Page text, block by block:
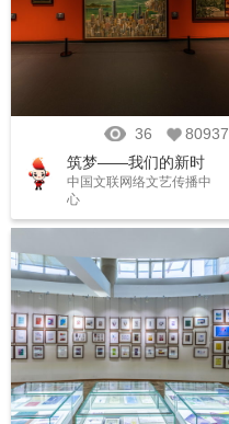
36
80937
筑梦——我们的新时
代 美术/摄影作品展
中国文联网络文艺传播中
心